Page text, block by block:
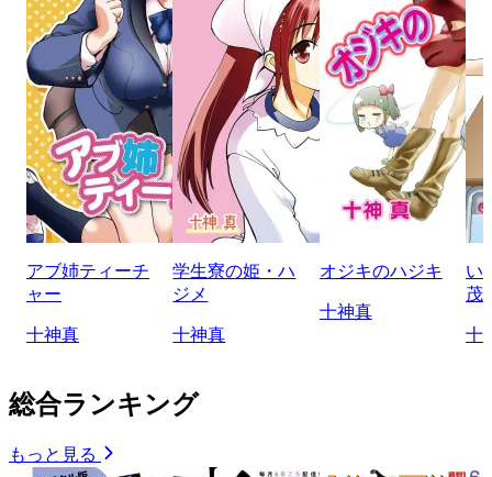
アブ姉ティーチ
ャー
十神真
学生寮の姫・ハ
ジメ
十神真
オジキのハジキ
十神真
い
茂
十
総合ランキング
もっと見る